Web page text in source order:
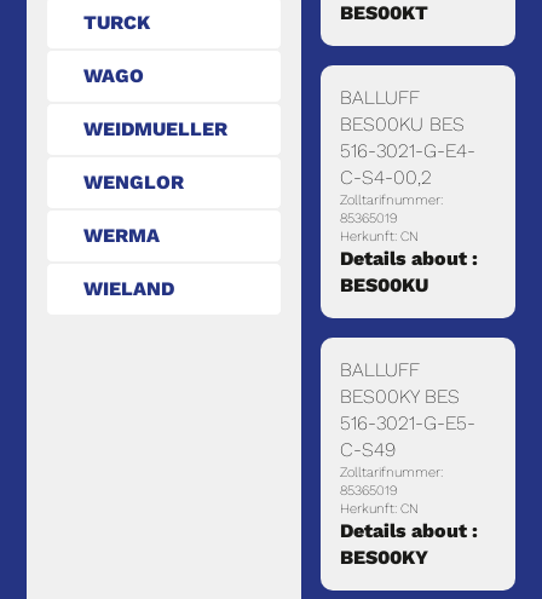
TURCK
WAGO
WEIDMUELLER
WENGLOR
WERMA
WIELAND
BES00KT
BALLUFF
BES00KU BES
516-3021-G-E4-
C-S4-00,2
Zolltarifnummer:
85365019
Herkunft: CN
Details about :
BES00KU
BALLUFF
BES00KY BES
516-3021-G-E5-
C-S49
Zolltarifnummer:
85365019
Herkunft: CN
Details about :
BES00KY